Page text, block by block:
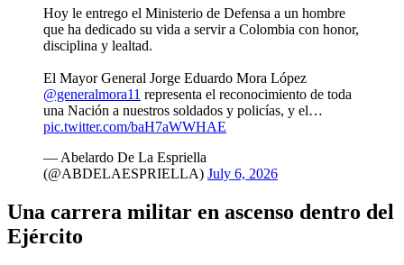
Hoy le entrego el Ministerio de Defensa a un hombre
que ha dedicado su vida a servir a Colombia con honor,
disciplina y lealtad.
El Mayor General Jorge Eduardo Mora López
@generalmora11 representa el reconocimiento de toda
una Nación a nuestros soldados y policías, y el…
pic.twitter.com/baH7aWWHAE
— Abelardo De La Espriella
(@ABDELAESPRIELLA) July 6, 2026
Una carrera militar en ascenso dentro del
Ejército